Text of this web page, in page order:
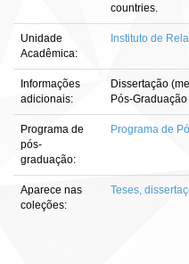
countries.
Unidade
Acadêmica:
Instituto de
Informações
adicionais:
Dissertação
Pós-
Programa de
pós-
graduação:
Programa de
Aparece nas
coleções:
Teses,